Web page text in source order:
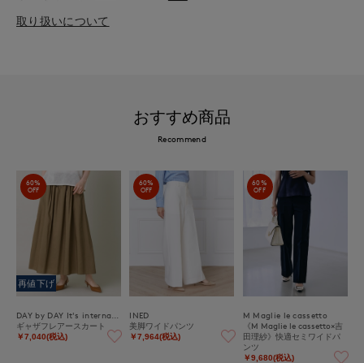
取り扱いについて
おすすめ商品
Recommend
60%
OFF
再値下げ
ギャザフレアースカート
￥7,040(税込)
60%
OFF
INED
美脚ワイドパンツ
￥7,964(税込)
60%
OFF
M Maglie le cassetto
《M Maglie le cassetto×吉
田理紗》快適セミワイドパ
ンツ
￥9,680(税込)